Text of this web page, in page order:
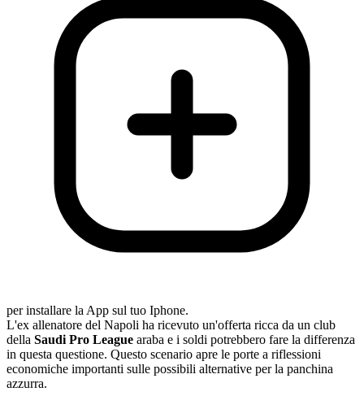
per installare la App sul tuo Iphone.
L'ex allenatore del Napoli ha ricevuto un'offerta ricca da un club
della Saudi Pro League araba e i soldi potrebbero fare la differenza
in questa questione. Questo scenario apre le porte a riflessioni
economiche importanti sulle possibili alternative per la panchina
azzurra.